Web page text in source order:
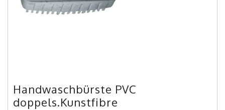
Handwaschbürste PVC
doppels.Kunstfibre